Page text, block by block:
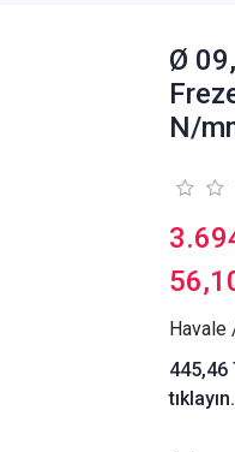
Ø
N/
Havale
445,46
tıklayın.